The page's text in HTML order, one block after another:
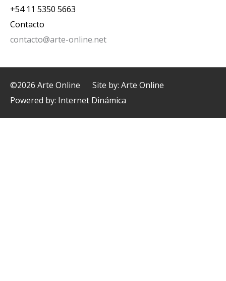
+54 11 5350 5663
Contacto
contacto@arte-online.net
©2026 Arte Online
Site by: Arte Online
Powered by: Internet Dinámica